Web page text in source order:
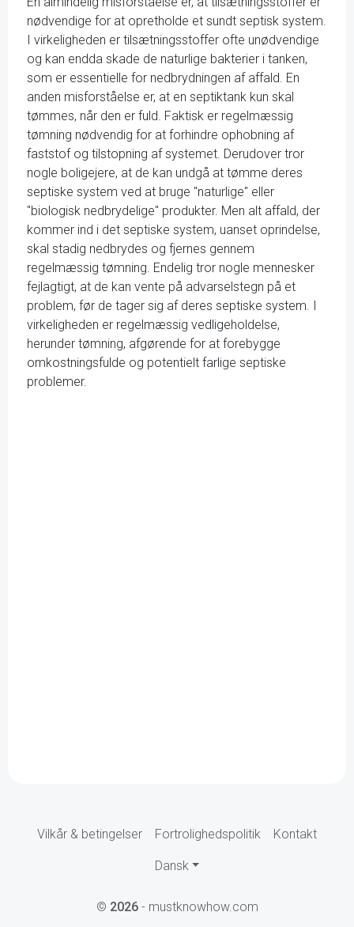
nødvendige for at opretholde et sundt septisk system.
I virkeligheden er tilsætningsstoffer ofte unødvendige
og kan endda skade de naturlige bakterier i tanken,
som er essentielle for nedbrydningen af affald. En
anden misforståelse er, at en septiktank kun skal
tømmes, når den er fuld. Faktisk er regelmæssig
tømning nødvendig for at forhindre ophobning af
faststof og tilstopning af systemet. Derudover tror
nogle boligejere, at de kan undgå at tømme deres
septiske system ved at bruge "naturlige" eller
"biologisk nedbrydelige" produkter. Men alt affald, der
kommer ind i det septiske system, uanset oprindelse,
skal stadig nedbrydes og fjernes gennem
regelmæssig tømning. Endelig tror nogle mennesker
fejlagtigt, at de kan vente på advarselstegn på et
problem, før de tager sig af deres septiske system. I
virkeligheden er regelmæssig vedligeholdelse,
herunder tømning, afgørende for at forebygge
omkostningsfulde og potentielt farlige septiske
problemer.
Vilkår & betingelser Fortrolighedspolitik Kontakt
Dansk
© 2026- mustknowhow.com